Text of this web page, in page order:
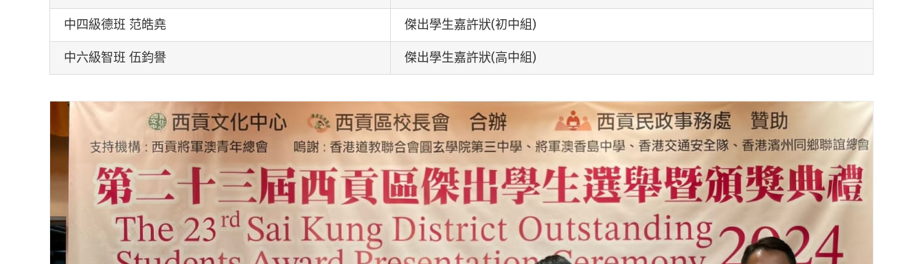
中四級德班 范皓堯 傑出學生嘉許狀(初中組)
中六級智班 伍鈞譽 傑出學生嘉許狀(高中組)